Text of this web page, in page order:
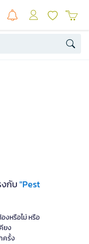
งกับ"Pest
งหรือไม่ หรือ
ยง
ครั้ง